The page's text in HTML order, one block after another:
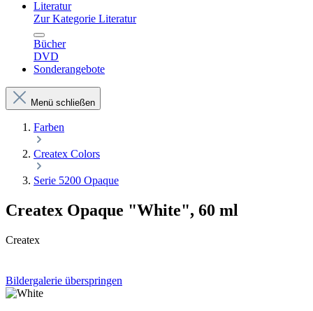
Literatur
Zur Kategorie Literatur
Bücher
DVD
Sonderangebote
Menü schließen
Farben
Createx Colors
Serie 5200 Opaque
Createx Opaque "White", 60 ml
Createx
Bildergalerie überspringen